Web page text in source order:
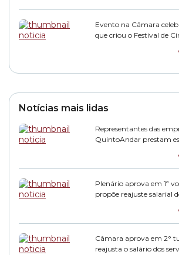
Evento na Câmara
que criou o Festival de
Notícias mais lidas
Representantes das
QuintoAndar prestam
Plenário aprova em 1ª
propõe reajuste salarial
Câmara aprova em 2°
reajusta o salário dos